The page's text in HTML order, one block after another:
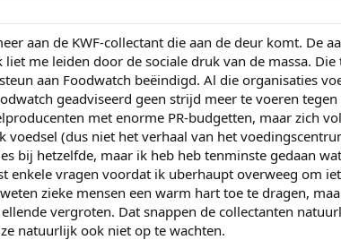
aan de KWF-collectant die aan de deur komt. De
me leiden door de sociale druk van de massa.
aan Foodwatch beëindigd. Al die organisaties
geadviseerd geen strijd meer te voeren
met enorme PR-budgetten, maar zich
(dus niet het verhaal van het
bij hetzelfde, maar ik heb heb tenminste gedaan
enkele vragen voordat ik uberhaupt overweeg om
zieke mensen een warm hart toe te dragen,
vergroten. Dat snappen de collectanten
natuurlijk ook niet op te wachten.